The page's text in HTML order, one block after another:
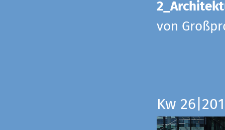
von
Kw